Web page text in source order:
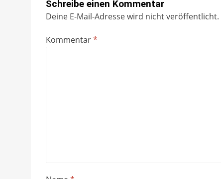
Schreibe einen Kommentar
Deine E-Mail-Adresse wird nicht veröffentlicht.
Kommentar*